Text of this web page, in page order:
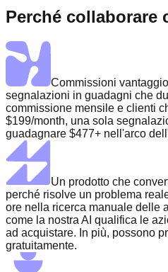
Perché collaborare
Commissioni
segnalazioni in guadagni che
commissione mensile e clienti
$199/month, una sola
guadagnare $477+ nell'arco
Un prodotto che
perché risolve un problema
ore nella ricerca manuale delle
come la nostra AI qualifica le
ad acquistare. In più, possono
gratuitamente.